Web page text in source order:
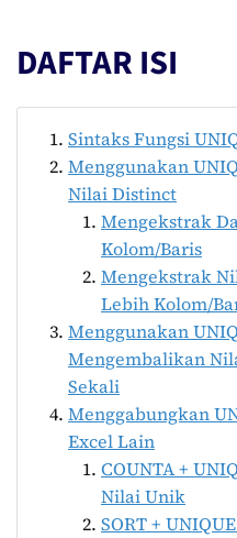
DAFTAR ISI
Sintaks Fungsi
Menggunakan
Nilai Distinct
Mengekstrak
Kolom/Baris
Mengekstrak
Lebih Kolom/
Menggunakan
Mengembalikan
Sekali
Menggabungkan
Excel Lain
COUNTA +
Nilai Unik
SORT +